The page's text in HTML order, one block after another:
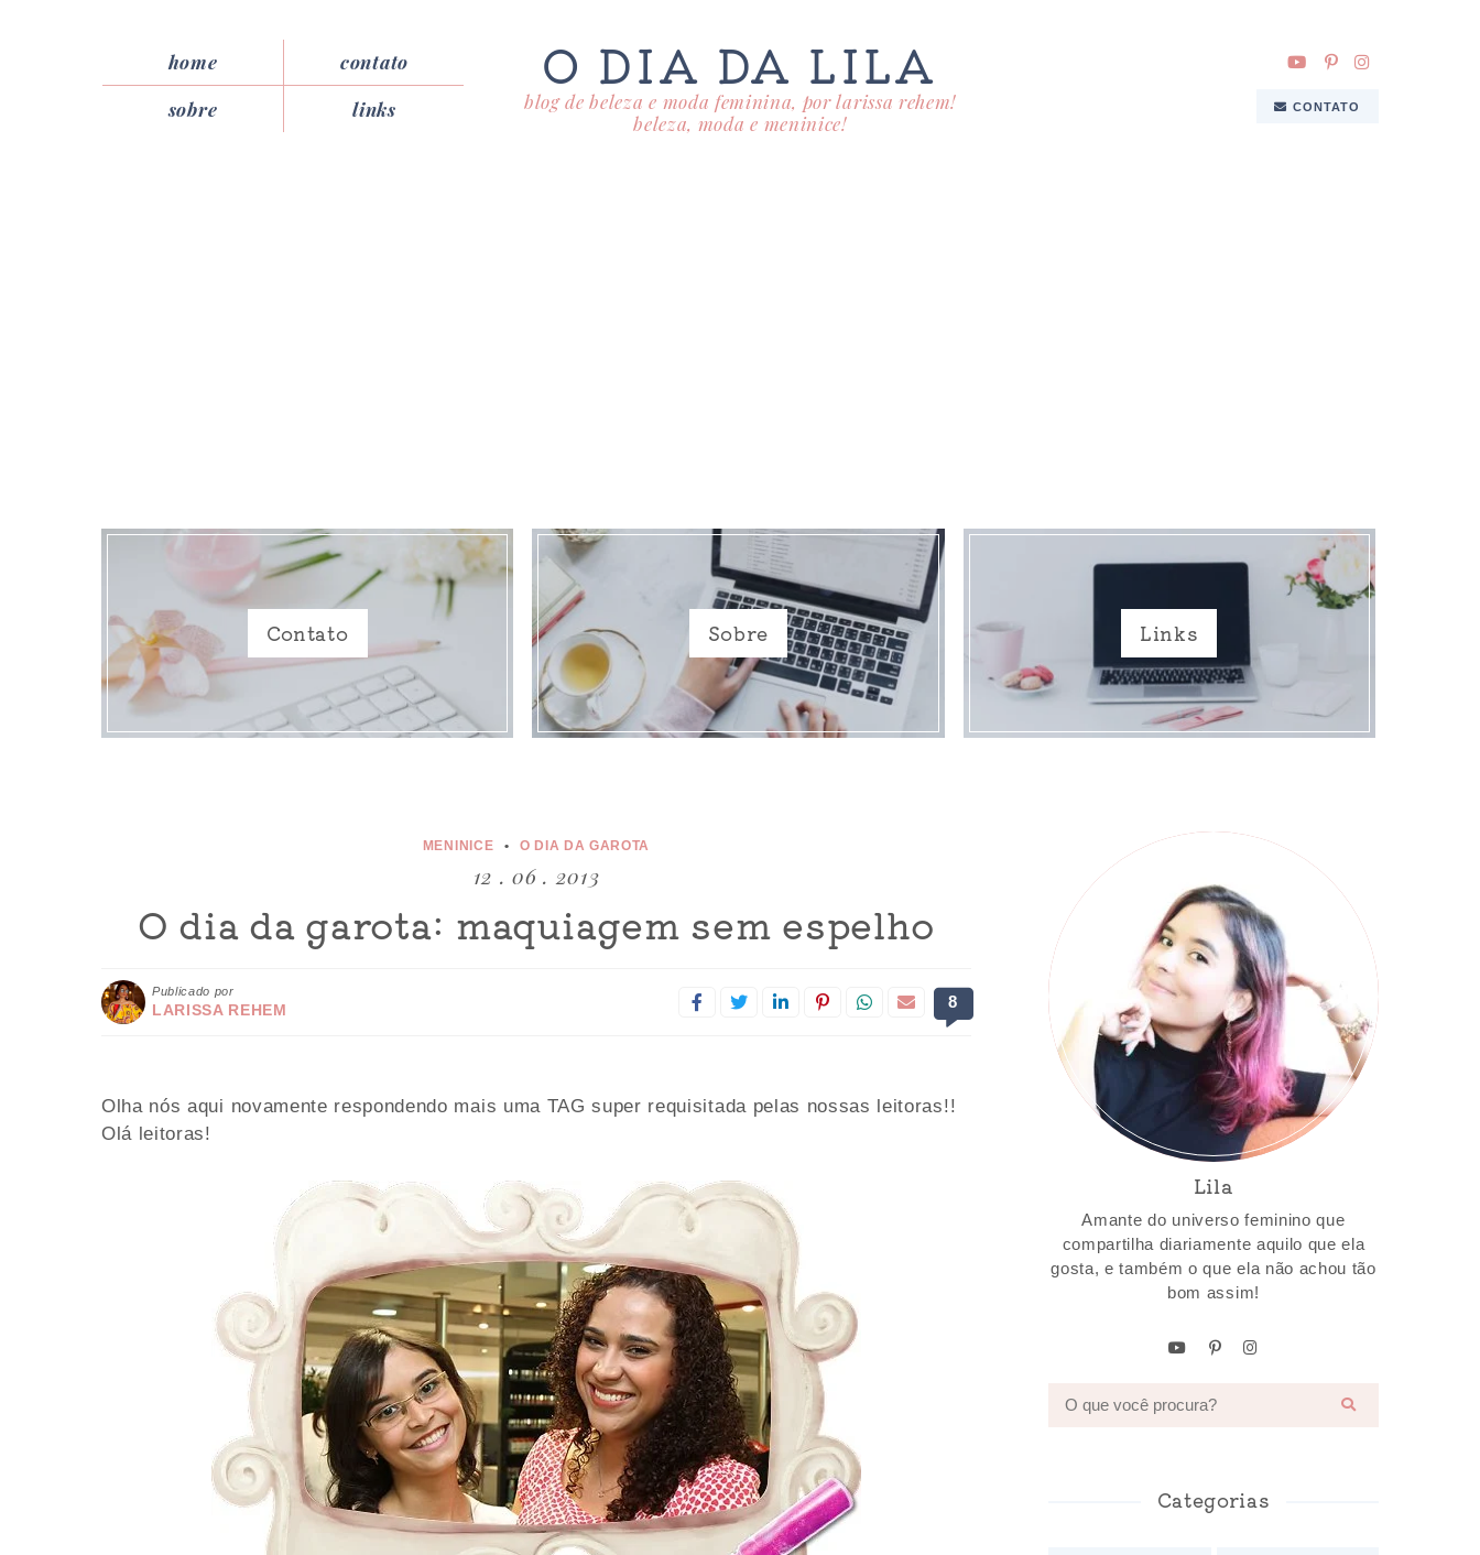
home
contato
sobre
links
O DIA DA LILA
blog de beleza e moda feminina, por larissa rehem!
beleza, moda e meninice!
CONTATO
Contato Sobre Links
MENINICE O DIA DA GAROTA
12 . 06 . 2013
O dia da garota: maquiagem sem espelho
Publicado por
LARISSA REHEM 8
Olha nós aqui novamente respondendo mais uma TAG super requisitada pelas nossas leitoras!!
Olá leitoras!
Lila
Amante do universo feminino que
compartilha diariamente aquilo que ela
gosta, e também o que ela não achou tão
bom assim!
Categorias